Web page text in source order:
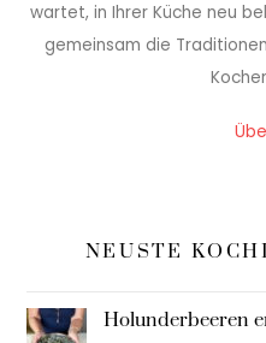
wartet, in Ihrer Küche neu
gemeinsam die
NEUSTE
Holunderbeeren